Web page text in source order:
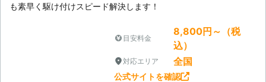
も素早く駆け付けスピード解決します！
目安料金
8,800円～（税
込）
対応エリア 全国
公式サイトを確認